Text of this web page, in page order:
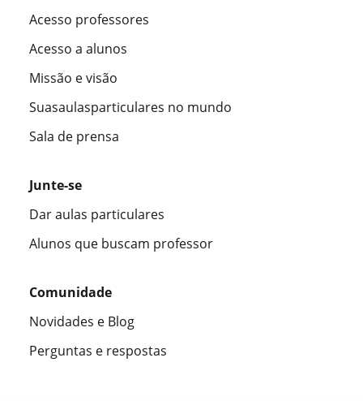
Acesso professores
Acesso a alunos
Missão e visão
Suasaulasparticulares no mundo
Sala de prensa
Junte-se
Dar aulas particulares
Alunos que buscam professor
Comunidade
Novidades e Blog
Perguntas e respostas